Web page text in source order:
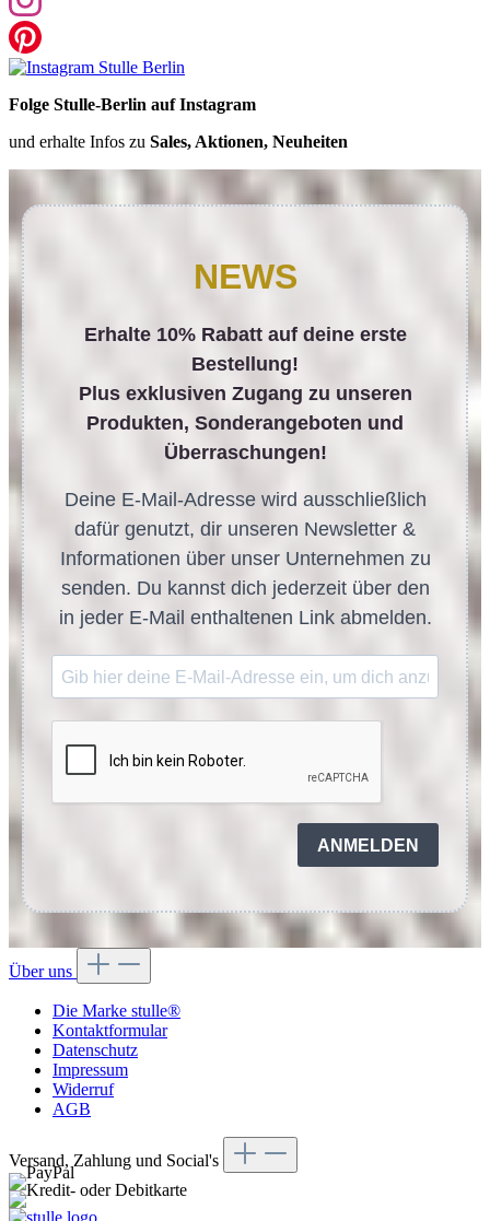
Folge Stulle-Berlin auf Instagram
und erhalte Infos zu Sales, Aktionen, Neuheiten
NEWS
Erhalte 10% Rabatt auf deine erste
Bestellung!
Plus exklusiven Zugang zu unseren
Produkten, Sonderangeboten und
Überraschungen!
Deine E-Mail-Adresse wird ausschließlich
dafür genutzt, dir unseren Newsletter &
Informationen über unser Unternehmen zu
senden. Du kannst dich jederzeit über den
in jeder E-Mail enthaltenen Link abmelden.
ANMELDEN
Über uns
Die Marke stulle®
Kontaktformular
Datenschutz
Impressum
Widerruf
AGB
Versand, Zahlung und Social's